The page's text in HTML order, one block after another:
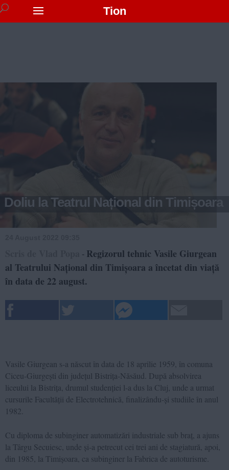
Tion
Doliu la Teatrul Național din Timișoara
- Regizorul tehnic Vasile Giurgean
al Teatrului Național din Timișoara a încetat din viață
în data de 22 august.
Vasile Giurgean s-a născut în data de 18 aprilie 1959, în comuna
Ciceu-Giurgești din județul Bistrița-Năsăud. După absolvirea
liceului la Bistrița, drumul studenției l-a dus la Cluj, unde a urmat
cursurile Facultății de Electrotehnică, finalizându-și studiile în anul
1982.
Cu diploma de subinginer automatizări industriale sub braț, a ajuns
la Târgu Secuiesc, unde și-a petrecut cei trei ani de stagiatură, apoi,
din 1985, la Timișoara, ca subinginer la Fabrica de autoturisme.